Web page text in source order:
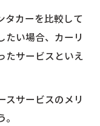
タカーを比較して
たい場合、カーリ
たサービスといえ
スサービスのメリ